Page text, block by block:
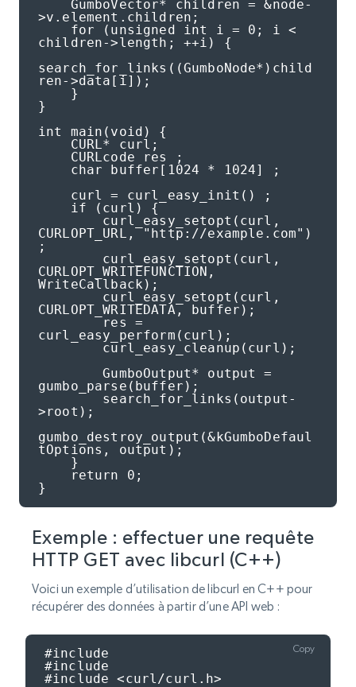
>v.element.children;
children->length; ++i) {
search_for_links((GumboNode*)child
ren->data[i]);
}
int main(void) {
CURLOPT_URL, "http://example.com")
;
CURLOPT_WRITEFUNCTION,
WriteCallback);
CURLOPT_WRITEDATA, buffer);
        res =
curl_easy_perform(curl);
        curl_easy_cleanup(curl);
        GumboOutput* output =
gumbo_parse(buffer);
        search_for_links(output-
>root);
gumbo_destroy_output(&kGumboDefaul
tOptions, output);
}
Exemple : effectuer une requête
HTTP GET avec libcurl (C++)
Voici un exemple d’utilisation de libcurl en C++ pour
récupérer des données à partir d’une API web :
#include
#include
#include <curl/curl.h>
Copy